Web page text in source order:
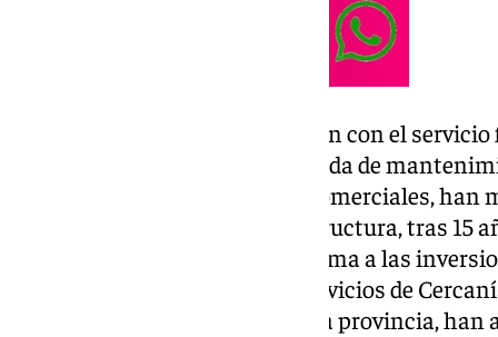
Los trabajos se compatibilizarán con el
realizará en la denominada banda de
madrugada sin circulaciones comerciales, han
nota. La renovación de esta estructura, tras 15
fiabilidad y operatividad, y se suma a las
línea, por la que circulan los servicios de
de ferrocarril convencional de la provincia, han